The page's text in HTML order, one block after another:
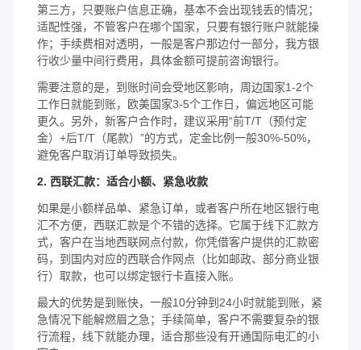
第三方，只要账户信息正确，基本不会出现钱丢的情况；
适配性强，不管客户在哪个国家，只要有银行账户就能操
作；手续费相对透明，一般是客户那边付一部分，我方银
行收少量中间行费用，具体金额可提前咨询银行。
需要注意的是，到账时间会受地区影响，周边国家1-2个
工作日就能到账，欧美国家3-5个工作日，偏远地区可能
更久。另外，新客户合作时，建议采用“前T/T（预付定
金）+后T/T（尾款）”的方式，定金比例一般30%-50%，
避免客户取消订单导致损失。
2. 西联汇款：适合小额、紧急收款
如果是小额样品单、紧急订单，或者客户所在地区银行电
汇不方便，西联汇款是个不错的选择。它属于线下汇款方
式，客户在当地西联网点付款，你凭借客户提供的汇款密
码，到国内对应的西联合作网点（比如邮政、部分商业银
行）取款，也可以绑定银行卡直接入账。
最大的优势是到账快，一般10分钟到24小时就能到账，紧
急情况下能解燃眉之急；手续简单，客户不需要复杂的银
行流程，线下就能办理，适合那些没有开通国际电汇的小